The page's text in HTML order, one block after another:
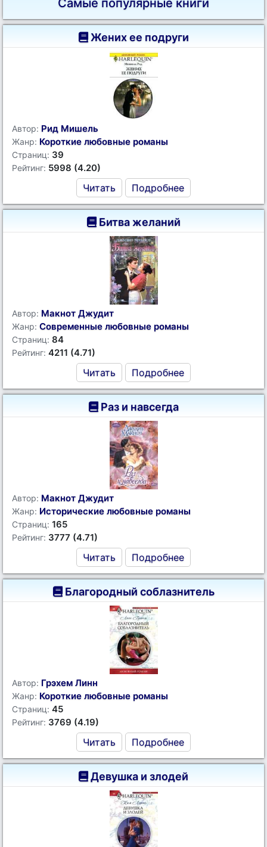
Самые популярные книги
Жених ее подруги
Автор: Рид Мишель
Жанр: Короткие любовные романы
Страниц: 39
Рейтинг: 5998 (4.20)
Читать Подробнее
Битва желаний
Автор: Макнот Джудит
Жанр: Современные любовные романы
Страниц: 84
Рейтинг: 4211 (4.71)
Читать Подробнее
Раз и навсегда
Автор: Макнот Джудит
Жанр: Исторические любовные романы
Страниц: 165
Рейтинг: 3777 (4.71)
Читать Подробнее
Благородный соблазнитель
Автор: Грэхем Линн
Жанр: Короткие любовные романы
Страниц: 45
Рейтинг: 3769 (4.19)
Читать Подробнее
Девушка и злодей